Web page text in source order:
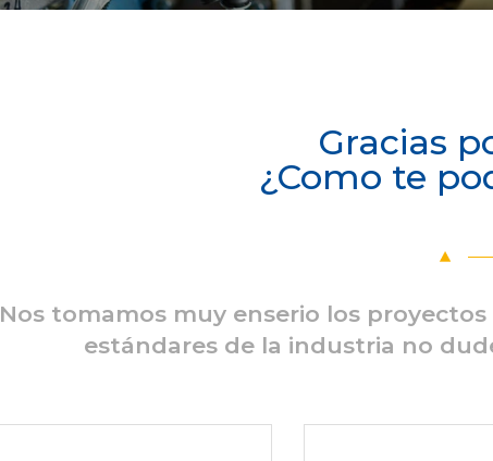
Gracias
¿Como te
Nos tomamos muy enserio los
estándares de la industria no